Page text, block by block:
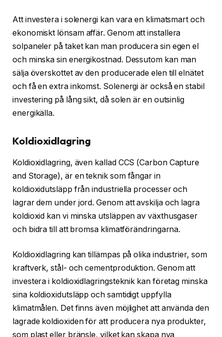
Att investera i solenergi kan vara en klimatsmart och
ekonomiskt lönsam affär. Genom att installera
solpaneler på taket kan man producera sin egen el
och minska sin energikostnad. Dessutom kan man
sälja överskottet av den producerade elen till elnätet
och få en extra inkomst. Solenergi är också en stabil
investering på lång sikt, då solen är en outsinlig
energikälla.
Koldioxidlagring
Koldioxidlagring, även kallad CCS (Carbon Capture
and Storage), är en teknik som fångar in
koldioxidutsläpp från industriella processer och
lagrar dem under jord. Genom att avskilja och lagra
koldioxid kan vi minska utsläppen av växthusgaser
och bidra till att bromsa klimatförändringarna.
Koldioxidlagring kan tillämpas på olika industrier, som
kraftverk, stål- och cementproduktion. Genom att
investera i koldioxidlagringsteknik kan företag minska
sina koldioxidutsläpp och samtidigt uppfylla
klimatmålen. Det finns även möjlighet att använda den
lagrade koldioxiden för att producera nya produkter,
som plast eller bränsle, vilket kan skapa nya